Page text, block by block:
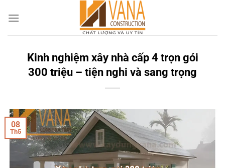
Kinh nghiệm xây nhà cấp 4 trọn gói
300 triệu – tiện nghi và sang trọng
08
Th5